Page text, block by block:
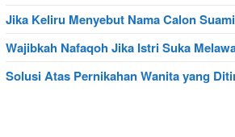
Jika Keliru Menyebut Nama Calon
Wajibkah Nafaqoh Jika Istri Suka
Solusi Atas Pernikahan Wanita yang